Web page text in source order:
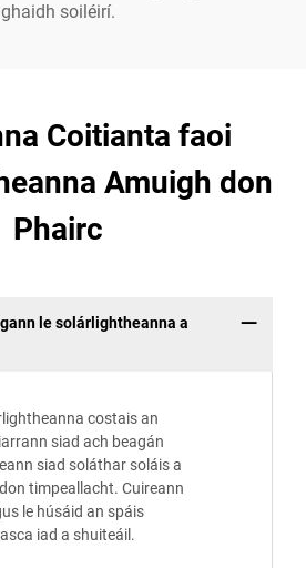
soiléirí.
Coitianta faoi
Amuigh don
Phairc
le solárlightheanna a
costais an
siad ach beagán
siad soláthar soláis a
timpeallacht. Cuireann
le húsáid an spáis
iad a shuiteáil.